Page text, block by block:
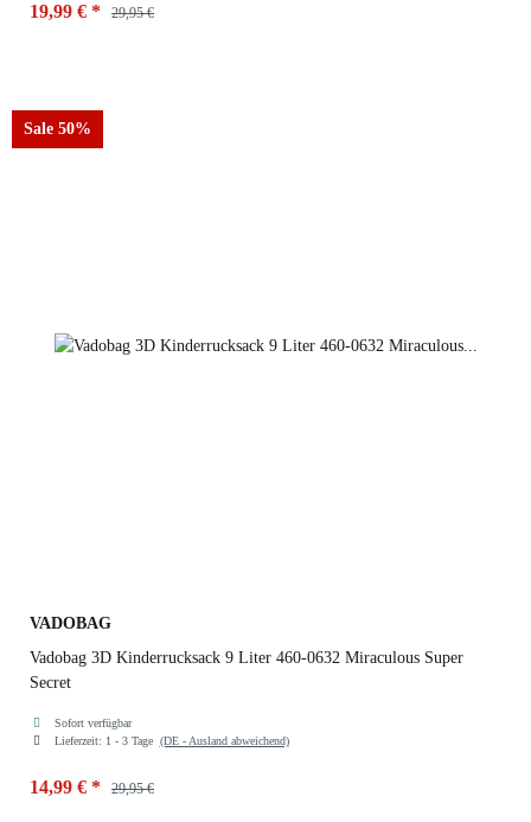
19,99 € * 29,95 €
Sale 50%
VADOBAG
Vadobag 3D Kinderrucksack 9 Liter 460-0632 Miraculous Super
Secret
Sofort verfügbar
Lieferzeit: 1 - 3 Tage (DE - Ausland abweichend)
14,99 € * 29,95 €